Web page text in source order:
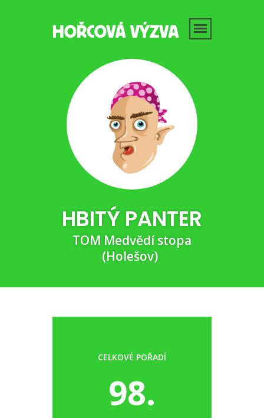
HBITÝ PANTER
TOM Medvědí stopa
(Holešov)
CELKOVÉ POŘADÍ
98.